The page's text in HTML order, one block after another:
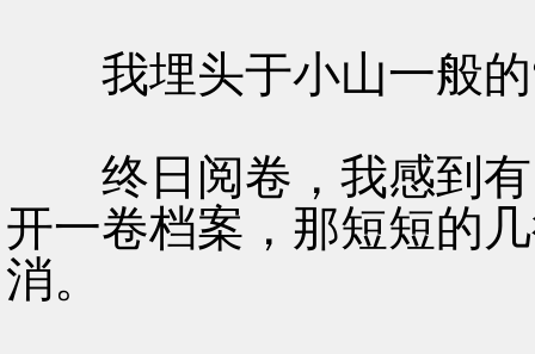
我埋头于小山一般的
终日阅卷，我感到有
开一卷档案，那短短的
消。